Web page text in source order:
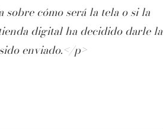
cómo será la tela o si la
digital ha decidido darle la
enviado.</p>